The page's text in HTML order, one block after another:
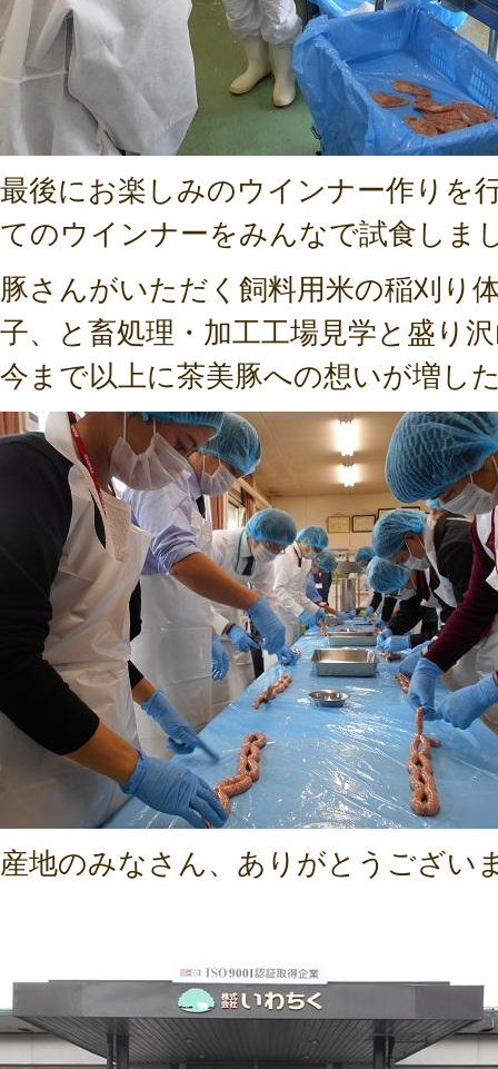
最後にお楽しみのウインナー作りを
てのウインナーをみんなで試食しま
豚さんがいただく飼料用米の稲刈り
子、と畜処理・加工工場見学と盛り
今まで以上に茶美豚への想いが増し
産地のみなさん、ありがとうござい